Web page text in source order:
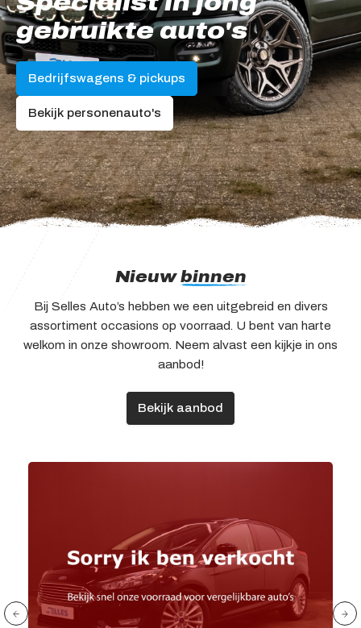
Adres
Kamperzeedijk 87-89
8281 PC Genemuiden
Openingstijden showroom
Ma - Vr
9:00 - 18:00
Za
9:00 - 17:00
Zo
Gesloten
Openingstijden werkplaats
Gesloten
gebruikte auto's
Bedrijfswagens & pickups
Bekijk personenauto's
Nieuwbinnen
Bij Selles Auto’s hebben we een uitgebreid en divers
assortiment occasions op voorraad. U bent van harte
welkom in onze showroom. Neem alvast een kijkje in ons
aanbod!
Bekijk aanbod